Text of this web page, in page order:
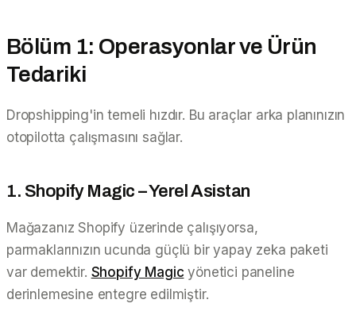
Bölüm 1: Operasyonlar ve Ürün
Tedariki
Dropshipping'in temeli hızdır. Bu araçlar arka planınızın
otopilotta çalışmasını sağlar.
1. Shopify Magic – Yerel Asistan
Mağazanız Shopify üzerinde çalışıyorsa,
parmaklarınızın ucunda güçlü bir yapay zeka paketi
var demektir. Shopify Magic yönetici paneline
derinlemesine entegre edilmiştir.